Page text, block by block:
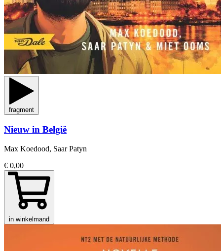
fragment
Nieuw in België
Max Koedood, Saar Patyn
€ 0,00
in winkelmand